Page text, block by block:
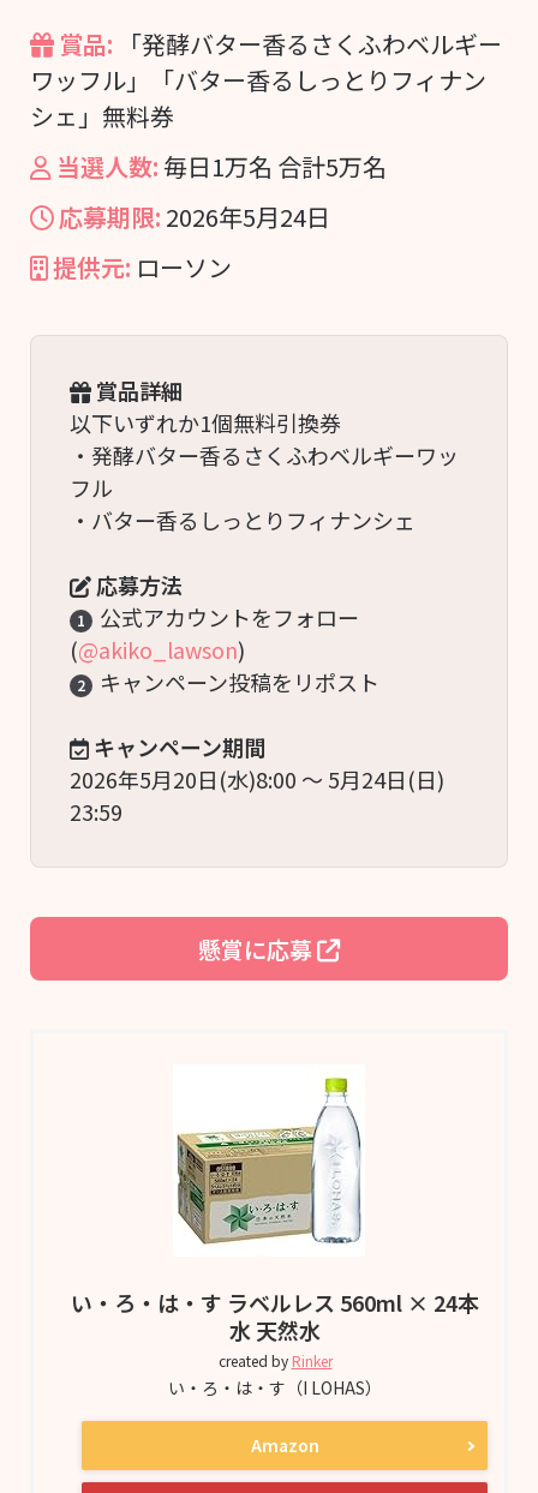
賞品: 「発酵バター香るさくふわベルギー
ワッフル」「バター香るしっとりフィナン
シェ」無料券
当選人数:毎日1万名 合計5万名
応募期限: 2026年5月24日
提供元: ローソン
賞品詳細
以下いずれか1個無料引換券
・発酵バター香るさくふわベルギーワッ
フル
・バター香るしっとりフィナンシェ
応募方法
1
公式アカウントをフォロー
(@akiko_lawson)
2 キャンペーン投稿をリポスト
キャンペーン期間
2026年5月20日(水)8:00 ～ 5月24日(日)
23:59
懸賞に応募
い・ろ・は・す ラベルレス 560ml × 24本
水 天然水
created by Rinker
い・ろ・は・す（I LOHAS）
Amazon